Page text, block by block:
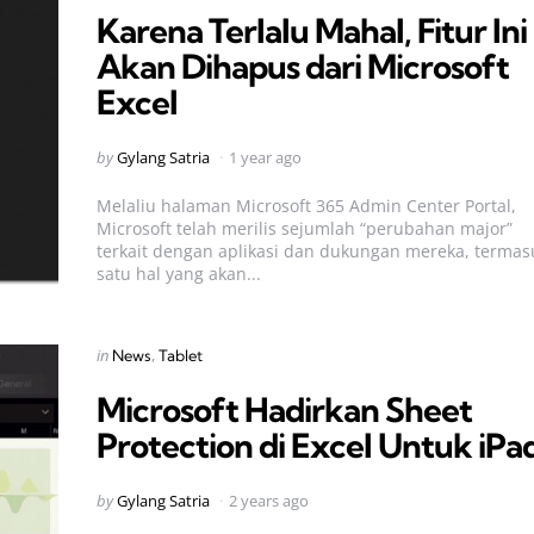
Karena Terlalu Mahal, Fitur Ini
Akan Dihapus dari Microsoft
Excel
Posted
byGylang Satria 1 year ago
Melaliu halaman Microsoft 365 Admin Center Portal,
Microsoft telah merilis sejumlah “perubahan major”
terkait dengan aplikasi dan dukungan mereka,
satu hal yang akan...
Categories
Posted
in News Tablet
Microsoft Hadirkan Sheet
Protection di Excel Untuk
Posted
byGylang Satria 2 years ago